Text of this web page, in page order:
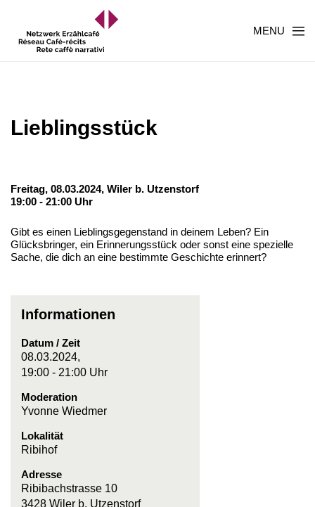
MENU
Lieblingsstück
Freitag, 08.03.2024, Wiler b. Utzenstorf
19:00 - 21:00 Uhr
Gibt es einen Lieblingsgegenstand in deinem Leben? Ein
Glücksbringer, ein Erinnerungsstück oder sonst eine spezielle
Sache, die dich an eine bestimmte Geschichte erinnert?
Informationen
Datum / Zeit
08.03.2024,
19:00 - 21:00 Uhr
Moderation
Yvonne Wiedmer
Lokalität
Ribihof
Adresse
Ribibachstrasse 10
3428 Wiler b. Utzenstorf